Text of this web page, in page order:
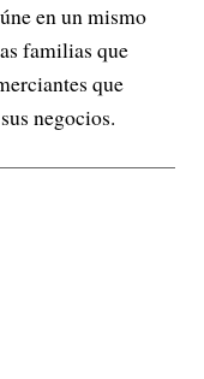
en un mismo
familias que
que
negocios.